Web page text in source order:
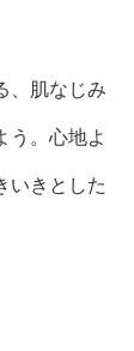
、肌なじみ
う。心地よ
いきとした